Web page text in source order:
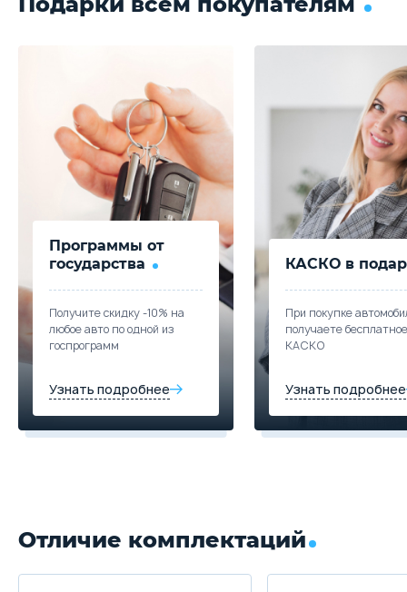
Программы от
государства
Получите скидку -10% на
любое авто по одной из
госпрограмм
Узнать подробнее
КАСКО в
При покупке
получаете бесплатное
КАСКО
Узнать подробнее
Отличие комплектаций